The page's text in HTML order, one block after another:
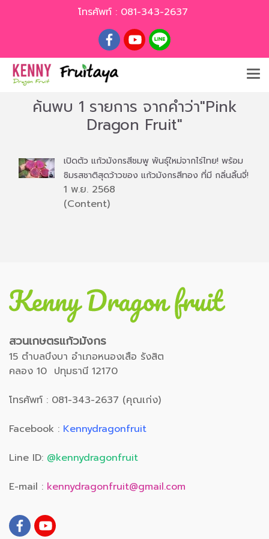
โทรศัพท์ : 081-343-2637
ค้นพบ 1 รายการ จากคำว่า"Pink
Dragon Fruit"
เปิดตัว แก้วมังกรสีชมพู พันธุ์ใหม่จากไร่ไทย! พร้อม
ชิมรสชาติสุดว้าวของ แก้วมังกรสีทอง ที่มี กลิ่นลิ้นจี่!
1 พ.ย. 2568
(Content)
สวนเกษตรแก้วมังกร
15 ตำบลบึงบา อำเภอหนองเสือ รังสิต
คลอง 10 ปทุมธานี 12170
โทรศัพท์ : 081-343-2637 (คุณเก่ง)
Facebook : Kennydragonfruit
Line ID: @kennydragonfruit
E-mail : kennydragonfruit@gmail.com